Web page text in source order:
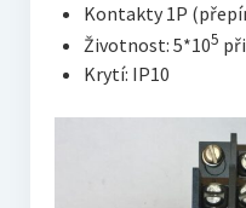
Kontakty 1P
Životnost: 5*105
Krytí: IP10